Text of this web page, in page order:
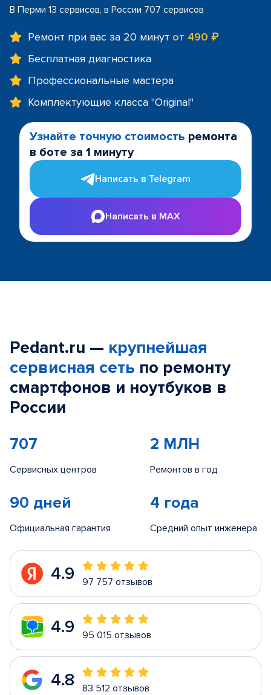
В Перми 13 сервисов, в России 707 сервисов
Ремонт при вас за 20 минут от 490 ₽
Бесплатная диагностика
Профессиональные мастера
Комплектующие класса "Original"
Узнайте точную стоимость ремонта
в боте за 1 минуту
Написать в Telegram
Написать в MAX
Pedant.ru — крупнейшая
сервисная сеть по ремонту
смартфонов и ноутбуков в
России
707
Сервисных центров
2 МЛН
Ремонтов в год
90 дней
Официальная гарантия
4 года
Средний опыт инженера
4.9 97 757 отзывов
4.9 95 015 отзывов
4.8 83 512 отзывов